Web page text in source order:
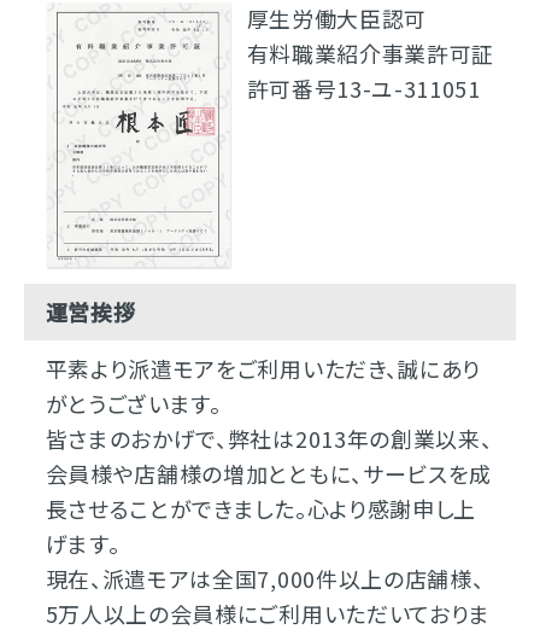
厚生労働大臣認可
有料職業紹介事業許可証
許可番号13-ユ-311051
運営挨拶
平素より派遣モアをご利用いただき、誠にあり
がとうございます。
皆さまのおかげで、弊社は2013年の創業以来、
会員様や店舗様の増加とともに、サービスを成
長させることができました。心より感謝申し上
げます。
現在、派遣モアは全国7,000件以上の店舗様、
5万人以上の会員様にご利用いただいておりま